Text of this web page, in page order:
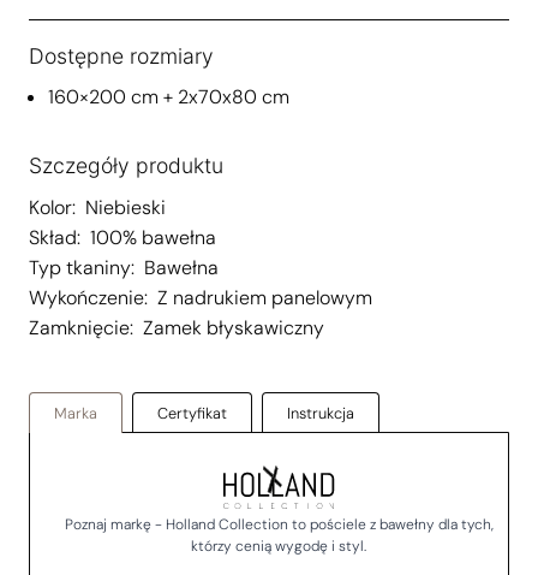
Dostępne rozmiary
160×200 cm + 2x70x80 cm
Szczegóły produktu
Kolor: Niebieski
Skład: 100% bawełna
Typ tkaniny: Bawełna
Wykończenie: Z nadrukiem panelowym
Zamknięcie: Zamek błyskawiczny
Marka Certyfikat Instrukcja
Poznaj markę - Holland Collection to pościele z bawełny dla tych,
którzy cenią wygodę i styl.